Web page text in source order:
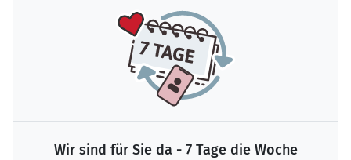
Wir sind für Sie da - 7 Tage die Woche